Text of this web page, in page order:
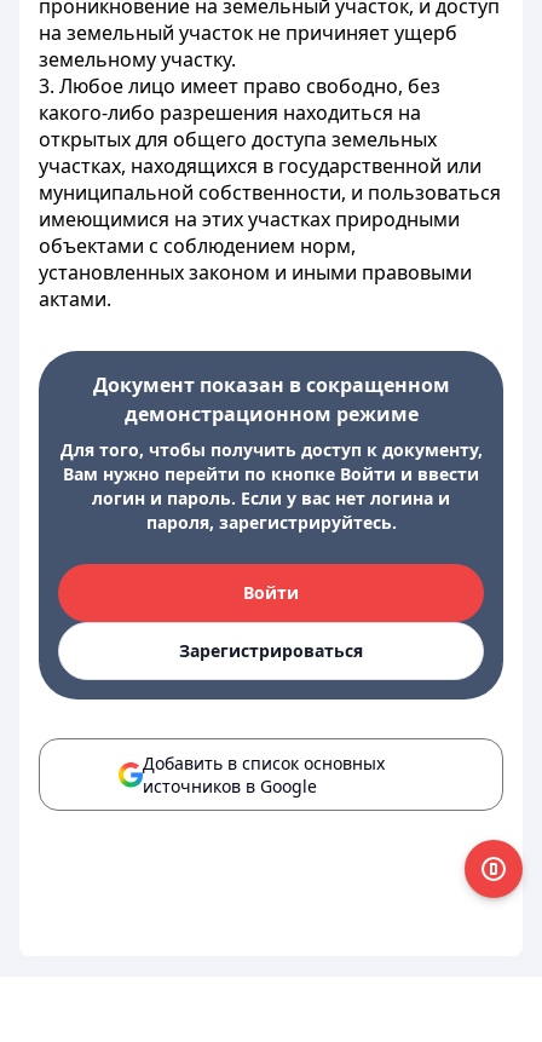
проникновение на земельный участок, и доступ
на земельный участок не причиняет ущерб
земельному участку.
3. Любое лицо имеет право свободно, без
какого-либо разрешения находиться на
открытых для общего доступа земельных
участках, находящихся в государственной или
муниципальной собственности, и пользоваться
имеющимися на этих участках природными
объектами с соблюдением норм,
установленных законом и иными правовыми
актами.
Документ показан в сокращенном
демонстрационном режиме
Для того, чтобы получить доступ к документу,
Вам нужно перейти по кнопке Войти и ввести
логин и пароль. Если у вас нет логина и
пароля, зарегистрируйтесь.
Войти
Зарегистрироваться
Добавить в список основных
источников в Google